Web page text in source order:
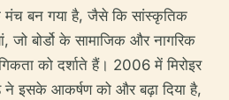
मंच बन गया है, जैसे कि सांस्कृतिक
जो बोर्डो के सामाजिक और नागरिक
को दर्शाते हैं। 2006 में मिरोइर
ने इसके आकर्षण को और बढ़ा दिया है,